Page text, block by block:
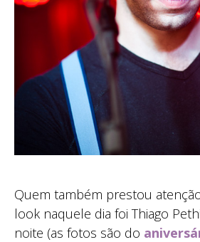
Quem também prestou
look naquele dia foi Thiago
noite (as fotos são do